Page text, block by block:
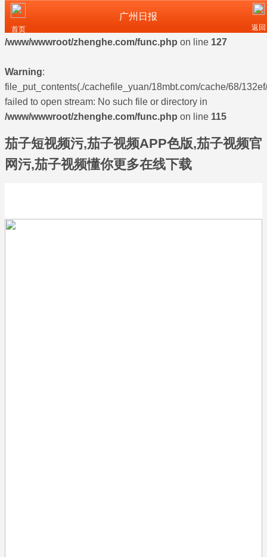
Warning
/www/wwwroot/zhenghe.com/func.php on line 127
Warning:
file_put_contents(./cachefile_yuan/18mbt.com/cache/68/
failed to open stream: No such file or directory in
/www/wwwroot/zhenghe.com/func.php on line 115
茄子短视频污,茄子视频APP色版,茄子视频官
网污,茄子视频懂你更多在线下载
首页
广州日报
返回